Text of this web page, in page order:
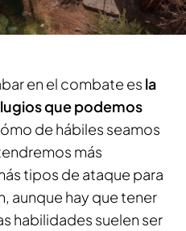
en el combate es la
que podemos
de hábiles seamos
más
tipos de ataque para
aunque hay que tener
habilidades suelen ser